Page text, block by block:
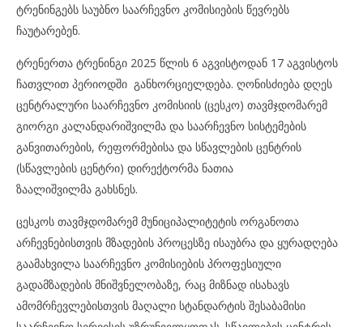
ტრენინგებს საუბნო საარჩევნო კომისიების წევრებს
ჩაუტარებენ.
ტრენერთა ტრენინგი 2025 წლის 6 აგვისტოდან 17 აგვისტოს
ჩათვლით პერიოდში განხორციელდება. ღონისძიება დღეს
ცენტრალური საარჩევნო კომისიის (ცესკო) თავმჯდომარემ
გიორგი კალანდარიშვილმა და საარჩევნო სისტემების
განვითარების, რეფორმებისა და სწავლების ცენტრის
(სწავლების ცენტრი) დირექტორმა ნათია
ზაალიშვილმა გახსნეს.
ცესკოს თავმჯდომარემ მუნიციპალიტეტის ორგანოთა
არჩევნებისთვის მზადების პროცესზე ისაუბრა და ყურადღება
გაამახვილა საარჩევნო კომისიების პროფესიული
გადამზადების მნიშვნელობაზე, რაც მიზნად ისახავს
ამომრჩევლებისთვის მაღალი სტანდარტის შესაბამისი